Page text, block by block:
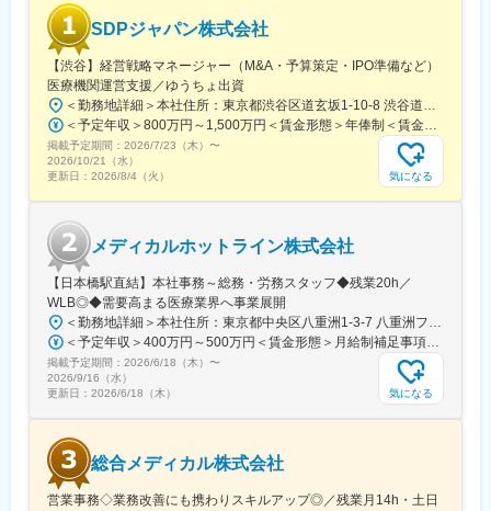
変更の範囲：会社の定める業務
ができ、メーカーと同じレベルの業界知識とマーケット感をアッ
プデートできる環境です。
■働き方：
◎完全在宅勤務のため、拠点（東京・大阪）の近くにお住まいで
なくてもご就業いただけます。
◎お昼休みの時間帯も自由なので、例えばお子様がおられる方の
場合、お子様の通院やご都合に合わせて業務時間を調整できま
す。
※現在、関東関西のほか、九州、中部、東北、海外在住の方もいま
す。
・会議や打ち合わせで必要な時は大阪・東京等へ出張（宿泊も伴
います）が発生します。
※国内出張の頻度は1~3回/年です。(一部海外出張の場合がござい
ます。）
■組織構成：
CMC担当11名（2名男性、9名女性）
ャリアを築ける環境です。
こちらの組織には、内資外資の製薬企業でのCMC業務の経験者や
研究所での経験、CMC薬事の経験者が多いです。
SDPジャパン株式会社
【渋谷】経営戦略マネージャー（M&A・予算策定・IPO準備など）
医療機関運営支援／ゆうちょ出資
＜勤務地詳細＞本社住所：東京都渋谷区道玄坂1-10-8 渋谷道玄坂東急ビル6F受動喫煙対策：屋内全面禁煙変更の範囲：会社の定める事業所
＜予定年収＞800万円～1,500万円＜賃金形態＞年俸制＜賃金内訳＞年額（基本給）：8,000,000円～15,000,000円＜月額＞666,666円～1,250,000円（12分割）＜昇給有無＞有＜残業手当＞無賃金はあくまでも目安の金額であり、選考を通じて上下する可能性があります。月給(月額)は固定手当を含めた表記です。
掲載予定期間： 2026/7/23（木） 〜
2026/10/21（水）
更新日： 2026/8/4（火） 気になる
メディカルホットライン株式会社
【日本橋駅直結】本社事務～総務・労務スタッフ◆残業20h／
WLB◎◆需要高まる医療業界へ事業展開
＜勤務地詳細＞本社住所：東京都中央区八重洲1-3-7 八重洲ファーストフィナンシャルビル13F受動喫煙対策：屋内全面禁煙変更の範囲：会社の定める事業所
＜予定年収＞400万円～500万円＜賃金形態＞月給制補足事項なし＜賃金内訳＞月額（基本給）：235,000円～284,000円固定残業手当/月：45,000円～66,000円（固定残業時間25時間0分/月）超過した時間外労働の残業手当は追加支給＜月給＞280,000円～350,000円（一律手当を含む）＜昇給有無＞有＜残業手当＞有＜給与補足＞※給与詳細は、ご経験やスキルを考慮のうえ決定します。■昇給：年1回 査定により決定■賞与：年2回（7 月・12 月） 都度査定により決定 算定対象期間に準ずる賃金はあくまでも目安の金額であり、選考を通じて上下する可能性があります。月給(月額)は固定手当を含めた表記です。
掲載予定期間： 2026/6/18（木） 〜
2026/9/16（水）
更新日： 2026/6/18（木） 気になる
総合メディカル株式会社
営業事務◇業務改善にも携わりスキルアップ◎／残業月14h・土日